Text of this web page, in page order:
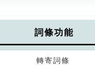
詞條功能
轉寄詞條